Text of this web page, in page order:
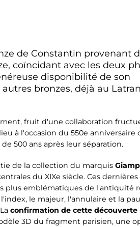
de Constantin provenant
coïncidant avec les deux
disponibilité de son
bronzes, déjà au
fruit d'une collaboration
à l'occasion du 550e anniversaire
500 ans après leur séparation.
de la collection du marquis
du XIXe siècle. Ces dernières
plus emblématiques de l'antiquité
le majeur, l'annulaire et la
confirmation de cette découverte
3D du fragment parisien, une